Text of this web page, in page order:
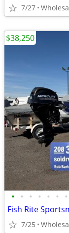
7/27
• • • • • • •
Fish Rite
7/25
$38,250